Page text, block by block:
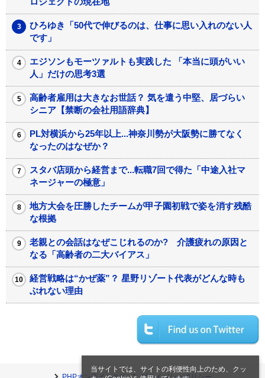
当サイトでは、サイトの利便性向上のため、クッ
ひろゆき「50代で伸びるのは、仕事に思い入れのない人
です」
エジソンもモーツァルトも実践した 「本当に頭がいい
人」だけの思考3選
高齢者雇用は大きなお世話？ 気を遣う中堅、居づらい
シニア【禁断の会社用語辞典】
PL対横浜から25年以上...神奈川勢が大阪勢に勝てなく
なったのはなぜか？
スタバ店頭から経営まで...転職7回で得た「中途入社マ
ネージャーの極意」
地方大会を圧勝したチームが甲子園初戦で姿を消す残酷
な根拠
老親との会話はなぜこじれるのか? 介護疲れの原因と
なる「高齢者の二大バイアス」
経営戦略は“かぜ薬”？ 星野リゾート代表がどんな時も
ぶれない理由